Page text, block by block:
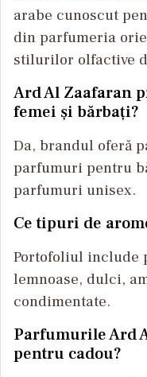
arabe cunoscut
din parfumeria
stilurilor olfactive
Ard Al Zaafaran
femei și bărbați?
Da, brandul oferă
parfumuri pentru
parfumuri unisex.
Ce tipuri de
Portofoliul include
lemnoase, dulci,
condimentate.
Parfumurile Ard
pentru cadou?